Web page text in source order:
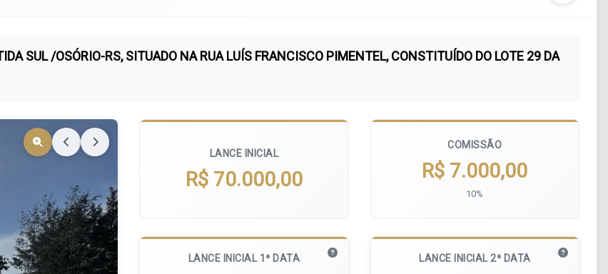
SUL /OSÓRIO-RS, SITUADO NA RUA LUÍS FRANCISCO PIMENTEL, CONSTITUÍDO DO LOTE 29 DA
LANCE INICIAL
R$ 70.000,00
COMISSÃO
R$ 7.000,00
10%
LANCE INICIAL 1ª DATA LANCE INICIAL 2ª DATA